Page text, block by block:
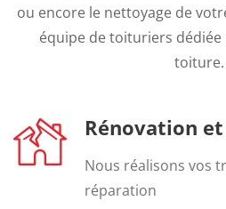
ou encore le nettoyage de
équipe de toituriers
toiture.
Rénovation
Nous réalisons vos
réparation